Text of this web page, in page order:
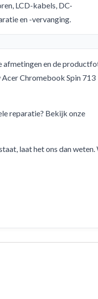
LCD-kabels, DC-
en -vervanging.
afmetingen en de
Chromebook Spin 713
reparatie? Bekijk onze
laat het ons dan weten.